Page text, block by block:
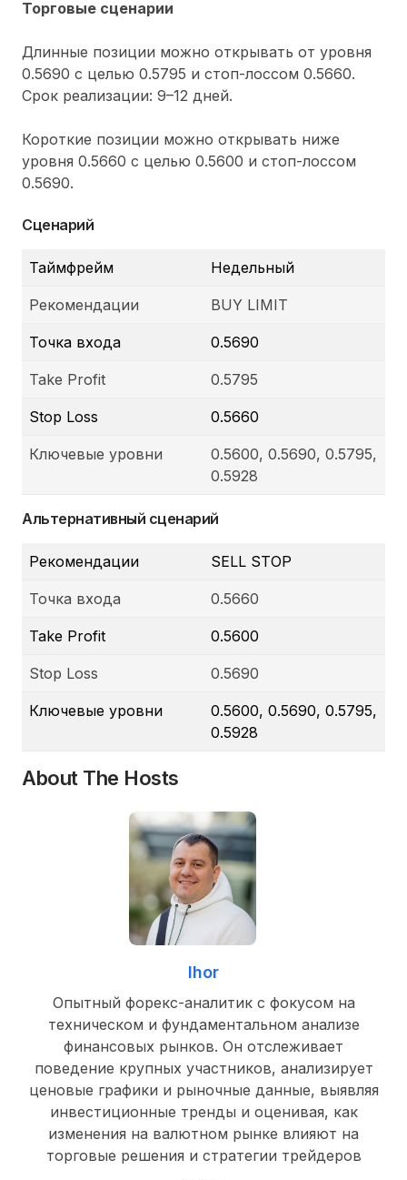
Торговые сценарии
Длинные позиции можно открывать от уровня
0.5690 с целью 0.5795 и стоп-лоссом 0.5660.
Срок реализации: 9–12 дней.
Короткие позиции можно открывать ниже
уровня 0.5660 с целью 0.5600 и стоп-лоссом
0.5690.
Сценарий
Таймфрейм Недельный
Рекомендации BUY LIMIT
Точка входа 0.5690
Take Profit 0.5795
Stop Loss 0.5660
Ключевые уровни
0.5600, 0.5690, 0.5795,
0.5928
Альтернативный сценарий
Рекомендации SELL STOP
Точка входа 0.5660
Take Profit 0.5600
Stop Loss 0.5690
Ключевые уровни
0.5600, 0.5690, 0.5795,
0.5928
About The Hosts
Ihor
Опытный форекс-аналитик с фокусом на
техническом и фундаментальном анализе
финансовых рынков. Он отслеживает
поведение крупных участников, анализирует
ценовые графики и рыночные данные, выявляя
инвестиционные тренды и оценивая, как
изменения на валютном рынке влияют на
торговые решения и стратегии трейдеров